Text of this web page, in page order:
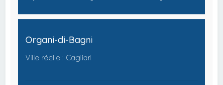
Organi-di-Bagni
Ville réelle : Cagliari